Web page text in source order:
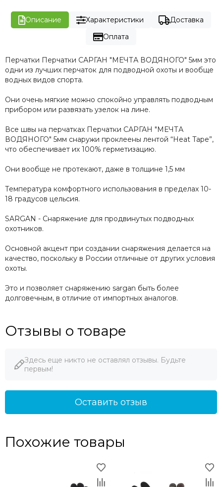
Описание Характеристики
Доставка
Оплата
Перчатки Перчатки САРГАН "МЕЧТА ВОДЯНОГО" 5мм это
одни из лучших перчаток для подводной охоты и вообще
водных видов спорта.
Они очень мягкие можно спокойно управлять подводным
прибором или развязать узелок на лине.
Все швы на перчатках Перчатки САРГАН "МЕЧТА
ВОДЯНОГО" 5мм снаружи проклеены лентой “Heat Tape”,
что обеспечивает их 100% герметизацию.
Они вообще не протекают, даже в толщине 1,5 мм
Температура комфортного использования в пределах 10-
18 градусов цельсия.
SARGAN - Снаряжение для продвинутых подводных
охотников.
Основной акцент при создании снаряжения делается на
качество, поскольку в России отличные от других условия
охоты.
Это и позволяет снаряжению sargan быть более
долговечным, в отличие от импортных аналогов.
Отзывы о товаре
Здесь еще никто не оставлял отзывы. Будьте
первым!
Оставить отзыв
Похожие товары